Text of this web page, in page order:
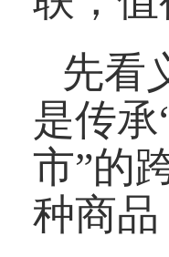
先看
是传
市”的
种商